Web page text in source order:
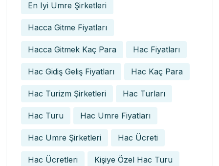
En Iyi Umre Şirketleri
Hacca Gitme Fiyatları
Hacca Gitmek Kaç Para Hac Fiyatları
Hac Gidiş Geliş Fiyatları Hac Kaç Para
Hac Turizm Şirketleri Hac Turları
Hac Turu Hac Umre Fiyatları
Hac Umre Şirketleri Hac Ücreti
Hac Ücretleri Kişiye Özel Hac Turu